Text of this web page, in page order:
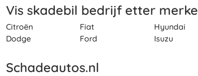
Vis skadebil bedrijf etter merke
Citroën
Dodge
Fiat
Ford
Hyundai
Isuzu
Schadeautos.nl